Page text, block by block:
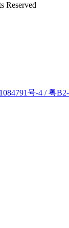
Reserved
号-4 / 粤